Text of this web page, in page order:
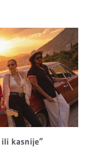
kasnije”